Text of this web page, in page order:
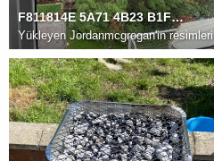
F811814E 5A71 4B23 B1FE CEB322EB907C
YükleyenJordanmcgrogan'in resimleri